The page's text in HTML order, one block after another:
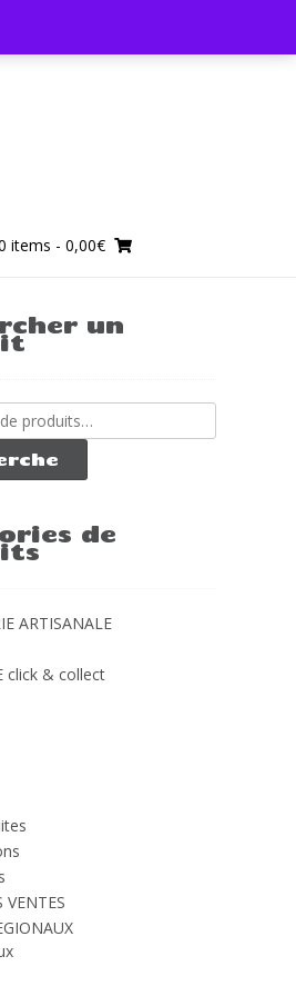
items - 0,00€
un
de
ARTISANALE
click & collect
VENTES